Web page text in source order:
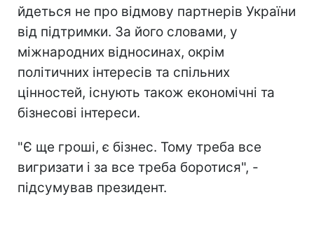
йдеться не про відмову партнерів України
від підтримки. За його словами, у
міжнародних відносинах, окрім
політичних інтересів та спільних
цінностей, існують також економічні та
бізнесові інтереси.
"Є ще гроші, є бізнес. Тому треба все
вигризати і за все треба боротися", -
підсумував президент.